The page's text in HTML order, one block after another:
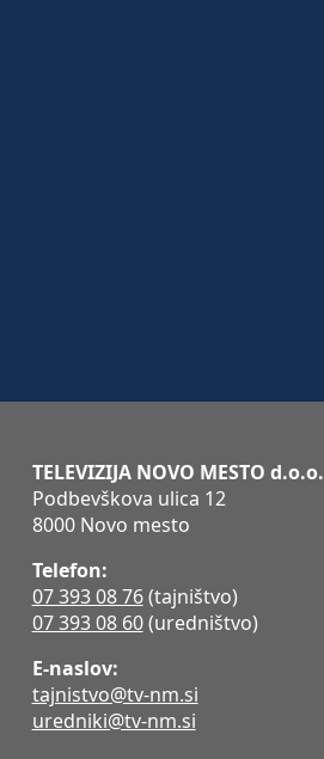
TELEVIZIJA NOVO MESTO d.o.o.
Podbevškova ulica 12
8000 Novo mesto
Telefon:
07 393 08 76(tajništvo)
07 393 08 60(uredništvo)
E-naslov:
tajnistvo@tv-nm.si
uredniki@tv-nm.si